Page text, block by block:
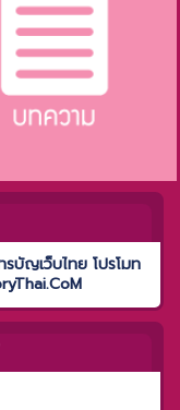
บัญเว็บไทย โปรโมท